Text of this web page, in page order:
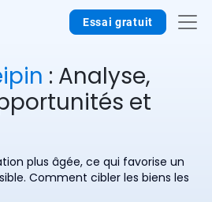
Essai gratuit
: Analyse,
et
plus âgée, ce qui favorise un
Comment cibler les biens les